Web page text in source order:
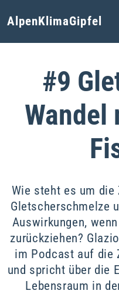
AlpenKlimaGipfel
#9
Wandel
Wie steht es um die
Gletscherschmelze
Auswirkungen,
zurückziehen?
im Podcast auf die
und spricht über die
Lebensraum in